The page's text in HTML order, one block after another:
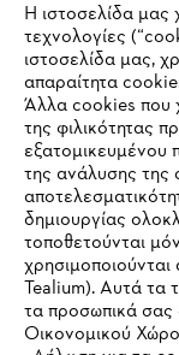
Εταιρεία
Η ιστοσελίδα μας
τεχνολογίες
ιστοσελίδα μας,
απαραίτητα
Άλλα cookies που
της φιλικότητας
εξατομικευμένου
της ανάλυσης της
δημιουργίας
τοποθετούνται
Tealium). Αυτά τα
τα προσωπικά σας
Οικονομικού